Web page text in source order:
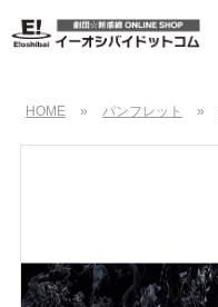
HOME » パンフレット »